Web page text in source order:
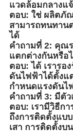
ติดต่อเรา
ขออ้าง
โคมไฟกันระเบิ
ไฟสัญญาณกันร
แวดล้อมกลางแ
ตอบ: ใช่ ผลิตภั
สามารถทนทาน
ได้
คำถามที่ 2: คุณ
แตกต่างกันหรือ
ตอบ: ได้ เรารอ
ดันไฟฟ้าได้ตั้งแ
กำหนดแรงดันไ
คำถามที่ 3: มีตัว
ตอบ: เรามีวิธีก
ถึงการติดตั้งแบ
เสา การติดตั้งบ